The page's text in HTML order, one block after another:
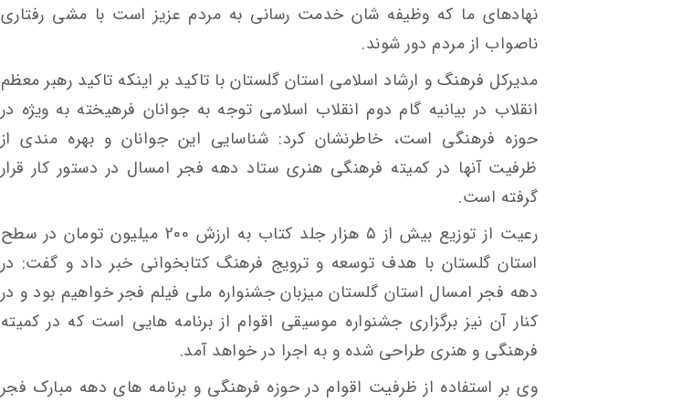
نهادهای ما که وظیفه شان خدمت رسانی به مردم عزیز است با مشی رفتاری
ناصواب از مردم دور شوند.
مدیرکل فرهنگ و ارشاد اسلامی استان گلستان با تاکید بر اینکه تاکید رهبر معظم
انقلاب در بیانیه گام دوم انقلاب اسلامی توجه به جوانان فرهیخته به ویژه در
حوزه فرهنگی است، خاطرنشان کرد: شناسایی این جوانان و بهره مندی از
ظرفیت آنها در کمیته فرهنگی هنری ستاد دهه فجر امسال در دستور کار قرار
گرفته است.
رعیت از توزیع بیش از ۵ هزار جلد کتاب به ارزش 200 میلیون تومان در سطح
استان گلستان با هدف توسعه و ترویج فرهنگ کتابخوانی خبر داد و گفت: در
دهه فجر امسال استان گلستان میزبان جشنواره ملی فیلم فجر خواهیم بود و در
کنار آن نیز برگزاری جشنواره موسیقی اقوام از برنامه هایی است که در کمیته
فرهنگی و هنری طراحی شده و به اجرا در خواهد آمد.
وی بر استفاده از ظرفیت اقوام در حوزه فرهنگی و برنامه های دهه مبارک فجر